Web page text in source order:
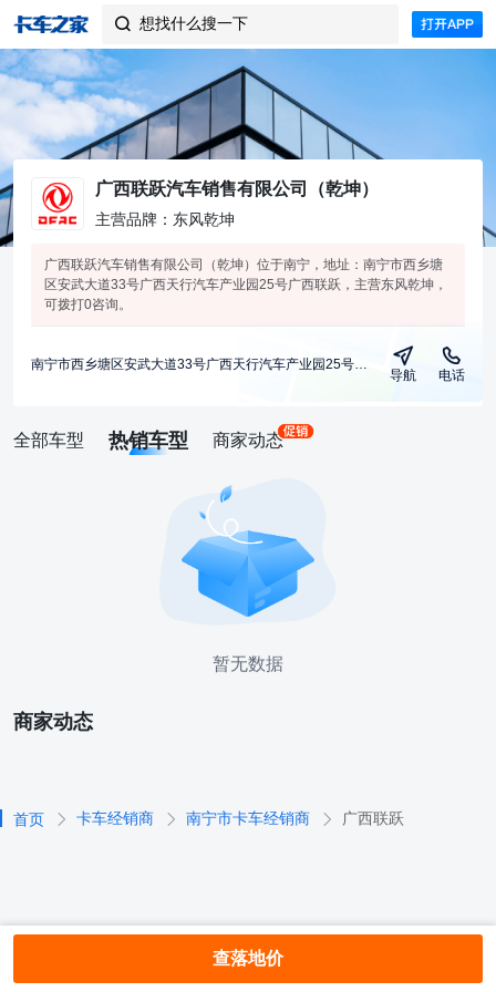
 想找什么搜一下
广西联跃汽车销售有限公司（乾坤）
主营品牌：东风乾坤
广西联跃汽车销售有限公司（乾坤）位于南宁，地址：南宁市西乡塘
区安武大道33号广西天行汽车产业园25号广西联跃，主营东风乾坤，
可拨打0咨询。
南宁市西乡塘区安武大道33号广西天行汽车产业园25号广西联跃
导航 电话
全部车型 热销车型 商家动态
暂无数据
商家动态
首页 卡车经销商 南宁市卡车经销商 广西联跃
查落地价